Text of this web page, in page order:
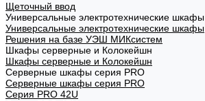
Щеточный ввод
Универсальные электротехнические шкафы
Универсальные электротехнические шкафы
Решения на базе УЭШ МИКсистем
Шкафы серверные и Колокейшн
Шкафы серверные и Колокейшн
Серверные шкафы серия PRO
Серверные шкафы серия PRO
Серия PRO 42U